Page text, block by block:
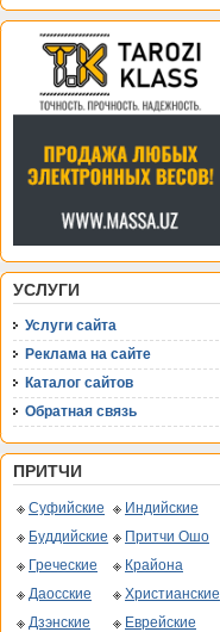
УСЛУГИ
Услуги сайта
Реклама на сайте
Каталог сайтов
Обратная связь
ПРИТЧИ
Суфийские
Индийские
Буддийские
Притчи Ошо
Греческие
Крайона
Даосские
Христианские
Дзэнские
Еврейские